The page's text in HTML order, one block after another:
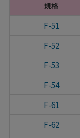
規格
F-51
F-52
F-53
F-54
F-61
F-62